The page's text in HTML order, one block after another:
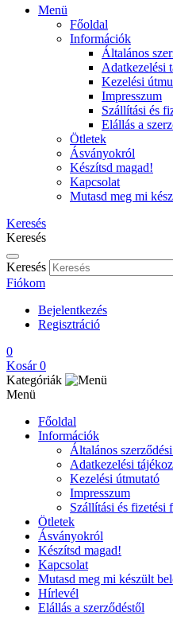
Menü
Főoldal
Információk
Általános
Adatkezelési
Kezelési
Impresszum
Szállítási és
Elállás a
Ötletek
Ásványokról
Készítsd magad!
Kapcsolat
Mutasd meg mi
Keresés
Keresés
Keresés
Fiókom
Bejelentkezés
Regisztráció
0
Kosár 0
Kategóriák
Menü
Főoldal
Információk
Általános
Adatkezelési
Kezelési útmutató
Impresszum
Szállítási és fizetési
Ötletek
Ásványokról
Készítsd magad!
Kapcsolat
Mutasd meg mi készült
Hírlevél
Elállás a szerződéstől